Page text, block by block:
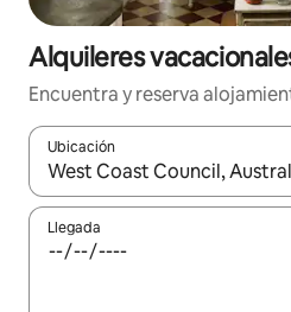
Alquileres
Encuentra y reserva
Ubicación
Cuando los resultados estén
Llegada